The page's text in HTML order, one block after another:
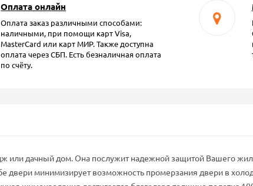
Оплата онлайн
Оплата заказ различными способами:
наличными, при помощи карт Visa,
MasterCard или карт МИР. Также доступна
оплата через СБП. Есть безналичная оплата
по счёту.
или дачный дом. Она послужит надежной защитой Вашего
двери минимизирует возможность промерзания двери в